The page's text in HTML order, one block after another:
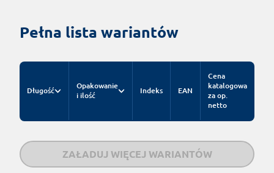
Pełna lista wariantów
Długość
Opakowanie
i ilość
Indeks EAN
Cena
katalogowa
za op.
netto
ZAŁADUJ WIĘCEJ WARIANTÓW